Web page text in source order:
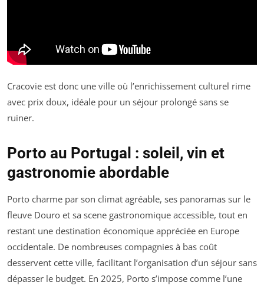
Cracovie est donc une ville où l’enrichissement culturel rime
avec prix doux, idéale pour un séjour prolongé sans se
ruiner.
Porto au Portugal : soleil, vin et
gastronomie abordable
Porto charme par son climat agréable, ses panoramas sur le
fleuve Douro et sa scene gastronomique accessible, tout en
restant une destination économique appréciée en Europe
occidentale. De nombreuses compagnies à bas coût
desservent cette ville, facilitant l’organisation d’un séjour sans
dépasser le budget. En 2025, Porto s’impose comme l’une